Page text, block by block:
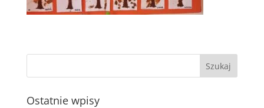
Ostatnie wpisy